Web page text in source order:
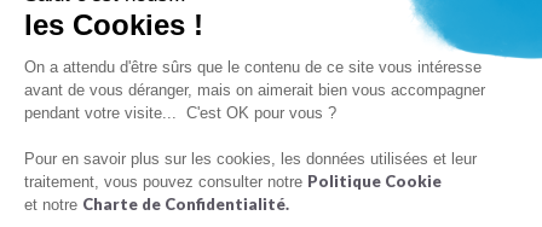
les Cookies !
On a attendu d'être sûrs que le contenu de ce site vous intéresse
avant de vous déranger, mais on aimerait bien vous accompagner
pendant votre visite... C'est OK pour vous ?
Pour en savoir plus sur les cookies, les données utilisées et leur
traitement, vous pouvez consulter notre Politique Cookie
et notre Charte de Confidentialité.